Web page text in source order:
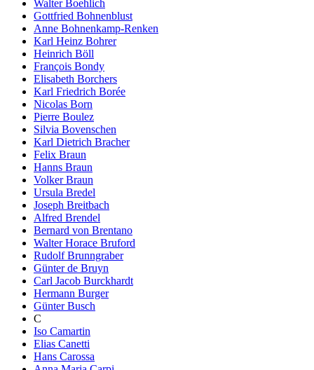
Walter Boehlich
Gottfried Bohnenblust
Anne Bohnenkamp-Renken
Karl Heinz Bohrer
Heinrich Böll
François Bondy
Elisabeth Borchers
Karl Friedrich Borée
Nicolas Born
Pierre Boulez
Silvia Bovenschen
Karl Dietrich Bracher
Felix Braun
Hanns Braun
Volker Braun
Ursula Bredel
Joseph Breitbach
Alfred Brendel
Bernard von Brentano
Walter Horace Bruford
Rudolf Brunngraber
Günter de Bruyn
Carl Jacob Burckhardt
Hermann Burger
Günter Busch
C
Iso Camartin
Elias Canetti
Hans Carossa